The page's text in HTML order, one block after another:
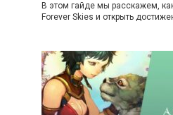
В этом гайде мы расскажем,
Forever Skies и открыть